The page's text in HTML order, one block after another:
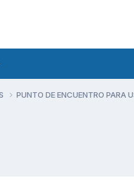
PUNTO DE ENCUENTRO PARA